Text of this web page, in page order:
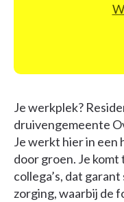
Je werkplek?
druivengemeente
Je werkt hier in een
door groen. Je
collega’s, dat
zorging, waarbij de